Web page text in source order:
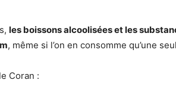
les boissons alcoolisées et les
, même si l’on en consomme qu’une
Coran :